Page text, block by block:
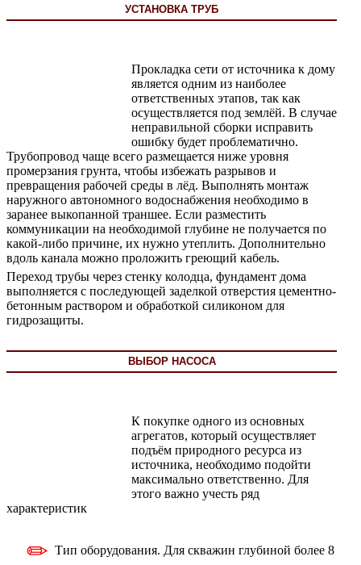
УСТАНОВКА ТРУБ
Прокладка сети от источника к дому
является одним из наиболее
ответственных этапов, так как
осуществляется под землёй. В случае
неправильной сборки исправить
ошибку будет проблематично.
Трубопровод чаще всего размещается ниже уровня
промерзания грунта, чтобы избежать разрывов и
превращения рабочей среды в лёд. Выполнять монтаж
наружного автономного водоснабжения необходимо в
заранее выкопанной траншее. Если разместить
коммуникации на необходимой глубине не получается по
какой-либо причине, их нужно утеплить. Дополнительно
вдоль канала можно проложить греющий кабель.
Переход трубы через стенку колодца, фундамент дома
выполняется с последующей заделкой отверстия цементно-
бетонным раствором и обработкой силиконом для
гидрозащиты.
ВЫБОР НАСОСА
К покупке одного из основных
агрегатов, который осуществляет
подъём природного ресурса из
источника, необходимо подойти
максимально ответственно. Для
этого важно учесть ряд
характеристик
Тип оборудования. Для скважин глубиной более 8